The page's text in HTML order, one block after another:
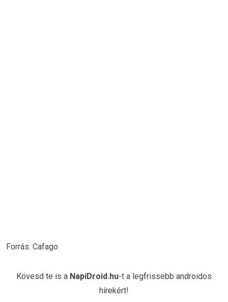
Forrás: Cafago
Kövesd te is a NapiDroid.hu-t a legfrissebb androidos
hírekért!